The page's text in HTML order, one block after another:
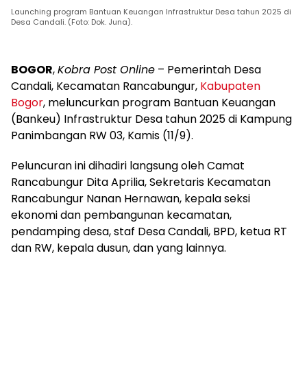
Launching program Bantuan Keuangan Infrastruktur Desa tahun 2025 di
Desa Candali. (Foto: Dok. Juna).
BOGOR,Kobra Post Online – Pemerintah Desa
Candali, Kecamatan Rancabungur, Kabupaten
Bogor, meluncurkan program Bantuan Keuangan
(Bankeu) Infrastruktur Desa tahun 2025 di Kampung
Panimbangan RW 03, Kamis (11/9).
Peluncuran ini dihadiri langsung oleh Camat
Rancabungur Dita Aprilia, Sekretaris Kecamatan
Rancabungur Nanan Hernawan, kepala seksi
ekonomi dan pembangunan kecamatan,
pendamping desa, staf Desa Candali, BPD, ketua RT
dan RW, kepala dusun, dan yang lainnya.